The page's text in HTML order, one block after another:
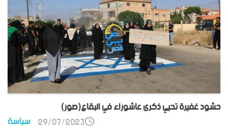
حشود غفيرة تحيي ذكرى عاشوراء في البقاع(صور)
سياسة 29/07/2023